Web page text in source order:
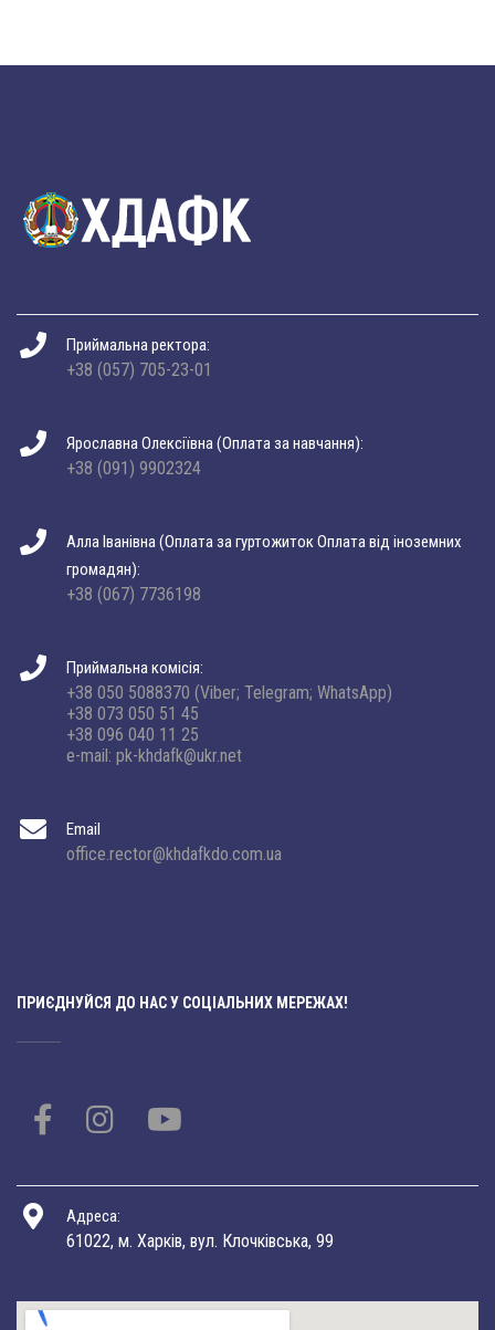
Приймальна ректора:
+38 (057) 705-23-01
Ярославна Олексіївна (Оплата за навчання):
+38 (091) 9902324
Алла Іванівна (Оплата за гуртожиток Оплата від іноземних
громадян):
+38 (067) 7736198
Приймальна комісія:
+38 050 5088370 (Viber; Telegram; WhatsApp)
+38 073 050 51 45
+38 096 040 11 25
e-mail: pk-khdafk@ukr.net
Email
office.rector@khdafkdo.com.ua
ПРИЄДНУЙСЯ ДО НАС У СОЦІАЛЬНИХ МЕРЕЖАХ!
Адреса:
61022, м. Харків, вул. Клочківська, 99